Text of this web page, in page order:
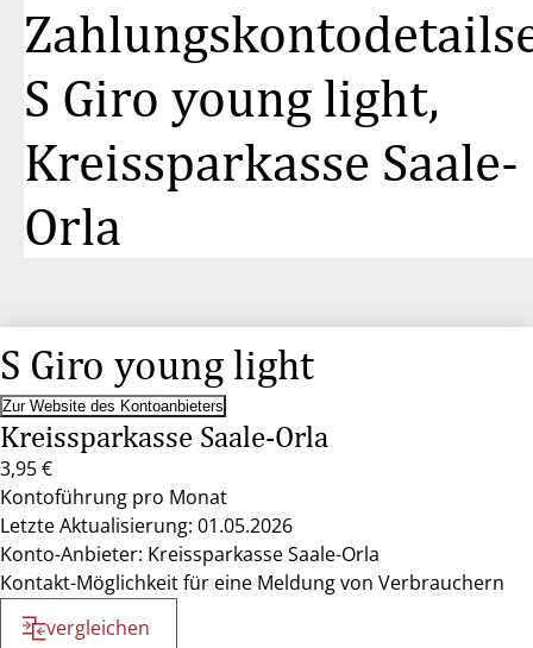
auf
100
S Giro young light,
Kreissparkasse Saale-
Orla
S Giro young light
Zur Website des Kontoanbieters
Kreissparkasse Saale-Orla
3,95 €
Kontoführung pro Monat
Letzte Aktualisierung: 01.05.2026
Konto-Anbieter: Kreissparkasse Saale-Orla
Kontakt-Möglichkeit für eine Meldung von Verbrauchern
vergleichen